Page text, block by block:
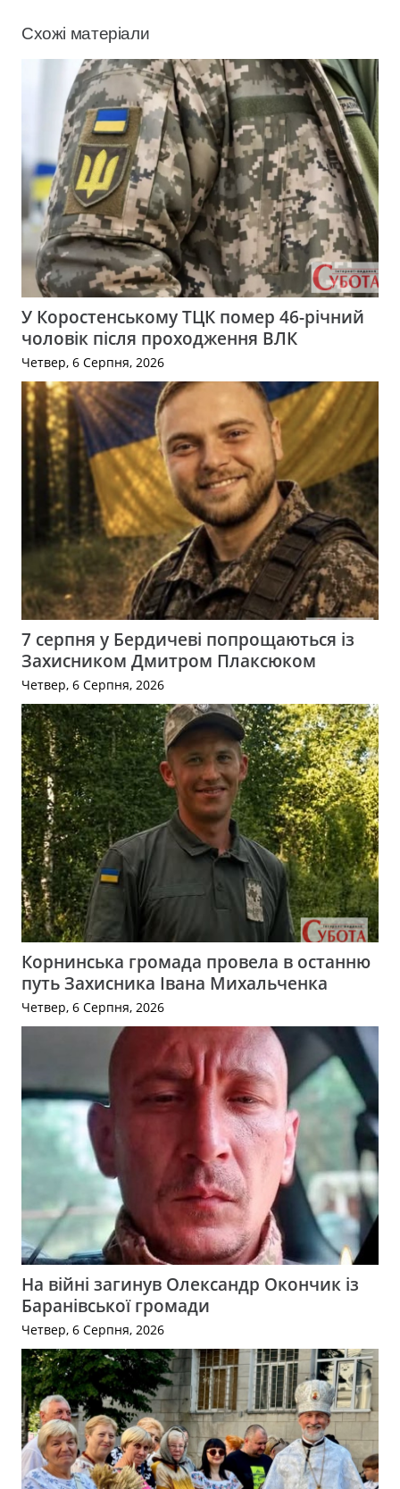
Схожі матеріали
У Коростенському ТЦК помер 46-річний
чоловік після проходження ВЛК
Четвер, 6 Серпня, 2026
7 серпня у Бердичеві попрощаються із
Захисником Дмитром Плаксюком
Четвер, 6 Серпня, 2026
Корнинська громада провела в останню
путь Захисника Івана Михальченка
Четвер, 6 Серпня, 2026
На війні загинув Олександр Окончик із
Баранівської громади
Четвер, 6 Серпня, 2026